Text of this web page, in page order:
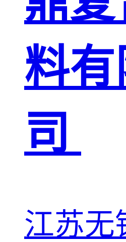
料
司
江苏无